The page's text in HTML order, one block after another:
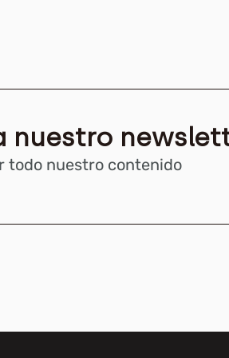
nuestro
todo nuestro contenido